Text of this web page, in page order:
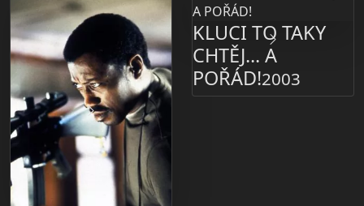
KLUCI TO TAKY
CHTĚJ... A
POŘÁD!2003